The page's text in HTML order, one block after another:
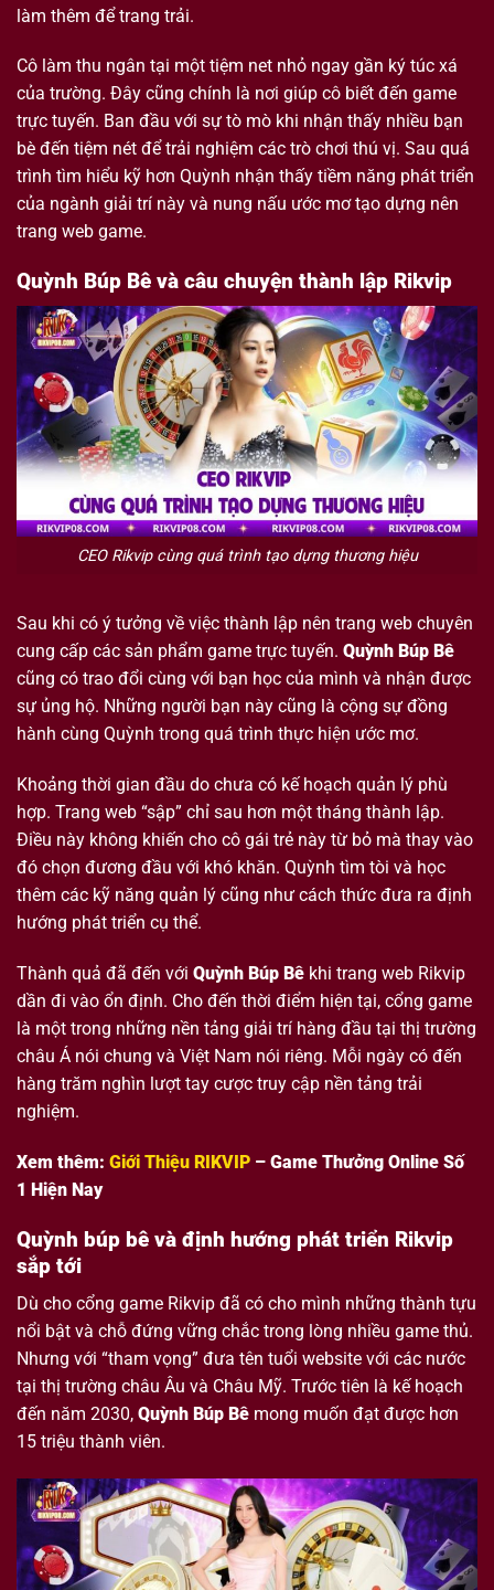
làm thêm để trang trải.
Cô làm thu ngân tại một tiệm net nhỏ ngay gần ký túc xá
của trường. Đây cũng chính là nơi giúp cô biết đến game
trực tuyến. Ban đầu với sự tò mò khi nhận thấy nhiều bạn
bè đến tiệm nét để trải nghiệm các trò chơi thú vị. Sau quá
trình tìm hiểu kỹ hơn Quỳnh nhận thấy tiềm năng phát triển
của ngành giải trí này và nung nấu ước mơ tạo dựng nên
trang web game.
Quỳnh Búp Bê và câu chuyện thành lập Rikvip
CEO Rikvip cùng quá trình tạo dựng thương hiệu
Sau khi có ý tưởng về việc thành lập nên trang web chuyên
cung cấp các sản phẩm game trực tuyến. Quỳnh Búp Bê
cũng có trao đổi cùng với bạn học của mình và nhận được
sự ủng hộ. Những người bạn này cũng là cộng sự đồng
hành cùng Quỳnh trong quá trình thực hiện ước mơ.
Khoảng thời gian đầu do chưa có kế hoạch quản lý phù
hợp. Trang web “sập” chỉ sau hơn một tháng thành lập.
Điều này không khiến cho cô gái trẻ này từ bỏ mà thay vào
đó chọn đương đầu với khó khăn. Quỳnh tìm tòi và học
thêm các kỹ năng quản lý cũng như cách thức đưa ra định
hướng phát triển cụ thể.
Thành quả đã đến với Quỳnh Búp Bê khi trang web Rikvip
dần đi vào ổn định. Cho đến thời điểm hiện tại, cổng game
là một trong những nền tảng giải trí hàng đầu tại thị trường
châu Á nói chung và Việt Nam nói riêng. Mỗi ngày có đến
hàng trăm nghìn lượt tay cược truy cập nền tảng trải
nghiệm.
Xem thêm: Giới Thiệu RIKVIP – Game Thưởng Online Số
1 Hiện Nay
Quỳnh búp bê và định hướng phát triển Rikvip
sắp tới
Dù cho cổng game Rikvip đã có cho mình những thành tựu
nổi bật và chỗ đứng vững chắc trong lòng nhiều game thủ.
Nhưng với “tham vọng” đưa tên tuổi website với các nước
tại thị trường châu Âu và Châu Mỹ. Trước tiên là kế hoạch
đến năm 2030, Quỳnh Búp Bê mong muốn đạt được hơn
15 triệu thành viên.